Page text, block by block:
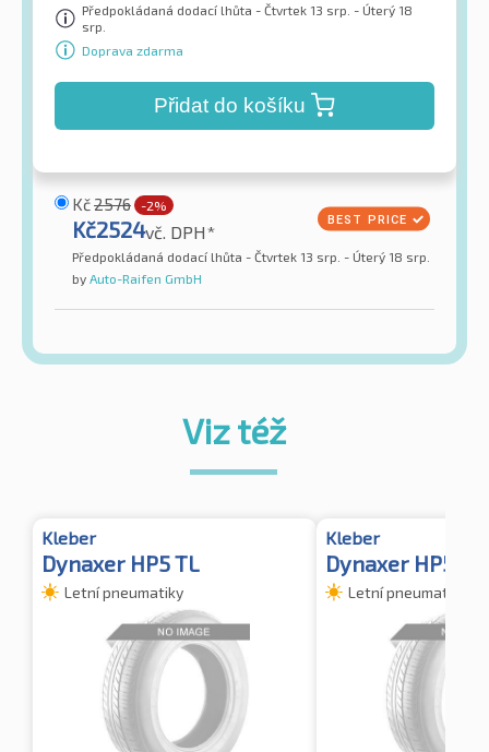
Předpokládaná dodací lhůta - Čtvrtek 13 srp. - Úterý 18
srp.
Doprava zdarma
Přidat do košíku
Kč2576 -2%
Kč2524vč. DPH*
Předpokládaná dodací lhůta - Čtvrtek 13 srp. - Úterý 18 srp.
by Auto-Raifen GmbH
Viz též
Kleber
Dynaxer HP5 TL
Letní pneumatiky
Kleber
Dynaxer HP5 XL
Letní pneumatiky